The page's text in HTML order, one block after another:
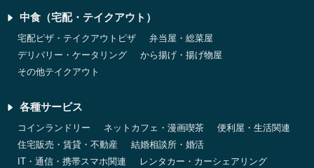
中食（宅配・テイクアウト）
宅配ピザ・テイクアウトピザ
弁当屋・総菜屋
デリバリー・ケータリング
から揚げ・揚げ物屋
その他テイクアウト
各種サービス
コインランドリー ネットカフェ・漫画喫茶
便利屋・生活関連
住宅販売・賃貸・不動産
結婚相談所・婚活
IT・通信・携帯スマホ関連
レンタカー・カーシェアリング